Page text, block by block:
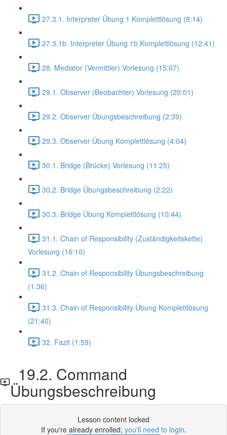
27.3.1. Interpreter Übung 1 Komplettlösung (8:14)
27.3.1b. Interpreter Übung 1b Komplettlösung (12:41)
28. Mediator (Vermittler) Vorlesung (15:07)
29.1. Observer (Beobachter) Vorlesung (20:01)
29.2. Observer Übungsbeschreibung (2:39)
29.3. Observer Übung Komplettlösung (4:04)
30.1. Bridge (Brücke) Vorlesung (11:25)
30.2. Bridge Übungsbeschreibung (2:22)
30.3. Bridge Übung Komplettlösung (10:44)
31.1. Chain of Responsibility (Zuständigkeitskette)
Vorlesung (16:10)
31.2. Chain of Responsibility Übungsbeschreibung
(1:36)
31.3. Chain of Responsibility Übung Komplettlösung
(21:40)
32. Fazit (1:59)
19.2. Command
Übungsbeschreibung
Lesson content locked
If you're already enrolled, you'll need to login.